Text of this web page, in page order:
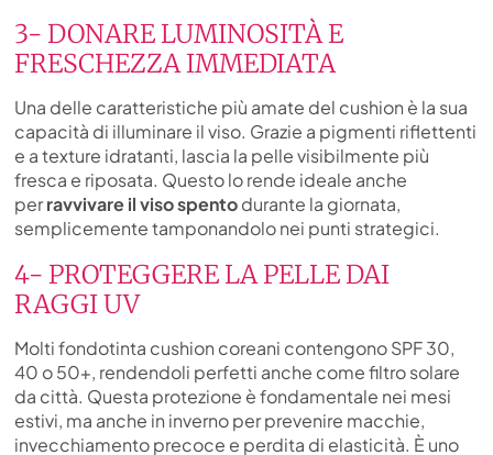
3- DONARE LUMINOSITÀ E
FRESCHEZZA IMMEDIATA
Una delle caratteristiche più amate del cushion è la sua
capacità di illuminare il viso. Grazie a pigmenti riflettenti
e a texture idratanti, lascia la pelle visibilmente più
fresca e riposata. Questo lo rende ideale anche
perravvivare il viso spentodurante la giornata,
semplicemente tamponandolo nei punti strategici.
4- PROTEGGERE LA PELLE DAI
RAGGI UV
Molti fondotinta cushion coreani contengono SPF 30,
40 o 50+, rendendoli perfetti anche come filtro solare
da città. Questa protezione è fondamentale nei mesi
estivi, ma anche in inverno per prevenire macchie,
invecchiamento precoce e perdita di elasticità. È uno